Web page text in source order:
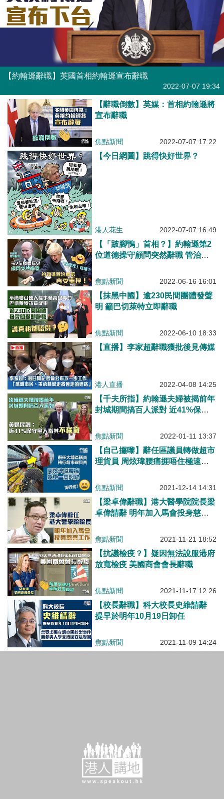
【約翰遜辭職】英國首相約翰遜宣布辭職
2022-07-07 19:34
【辭職倒數】英媒：首相約翰遜將
宣布辭職
焦點新聞 2022-07-07 17:22
【今日網圖】跳得快好世界？
港人花生 2022-07-07 16:49
【「跛腳鴨」首相？】約翰遜第2
位道德操守顧問突然辭職 管治威
焦點新聞 2022-06-16 16:01
【抹黑中國】逾230民間團體發聲
明 籲巴切萊特立即辭職
焦點新聞 2022-06-10 18:33
【直播】李家超辭職獲批後見傳媒
港人直播 2022-04-08 14:25
【千夫所指】約翰遜夫婦被揭前年
封城期間搞百人派對 近41%保守
焦點新聞 2022-01-11 13:37
【自己攞嚟】辭任區議員轉做超市
理貨員 周炫瑋腰痛捱唔住極速告
焦點新聞 2021-12-14 14:31
【梁卓偉辭職】港大醫學院院長梁
卓偉請辭 明年加入馬會投身慈善
焦點新聞 2021-11-21 18:52
【抗議檢疫？】疑因無法說服港府
放寬檢疫 美國商會會長辭職
焦點新聞 2021-11-17 12:26
【校長辭職】科大校長史維請辭
提早於明年10月19日卸任
焦點新聞 2021-11-09 14:24